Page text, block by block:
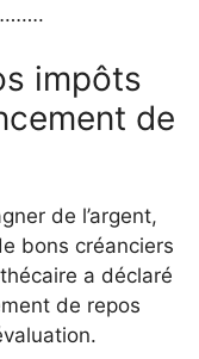
impôts
de
de l’argent,
bons créanciers
a déclaré
de repos